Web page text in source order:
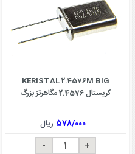
KERISTAL 2.4576M BIG
کریستال 2.4576 مگاهرتز بزرگ
578/000 ریال